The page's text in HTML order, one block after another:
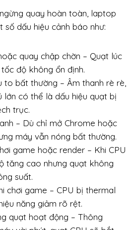
quay hoàn toàn, laptop
số dấu hiệu cảnh báo như:
quay chập chờn – Quạt lúc
độ không ổn định.
bất thường – Âm thanh rè rè,
lớn có thể là dấu hiệu quạt bị
trục.
– Dù chỉ mở Chrome hoặc
máy vẫn nóng bất thường.
game hoặc render – Khi CPU
tăng cao nhưng quạt không
suất.
chơi game – CPU bị thermal
năng giảm rõ rệt.
quạt hoạt động – Thông